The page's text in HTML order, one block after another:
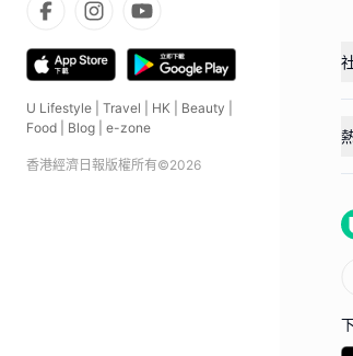
U Lifestyle Travel HK Beauty
Food
Blog e-zone
香港經濟日報版權所有©2026